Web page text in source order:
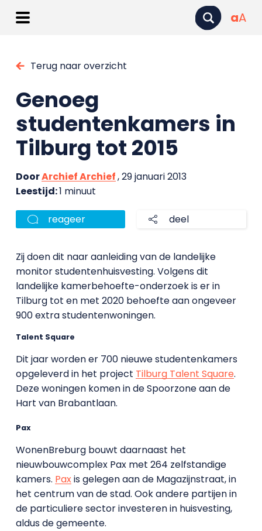
aA
Terug naar overzicht
Genoeg
studentenkamers in
Tilburg tot 2015
DoorArchief Archief, 29 januari 2013
Leestijd:1 minuut
reageer deel
Zij doen dit naar aanleiding van de landelijke
monitor studentenhuisvesting. Volgens dit
landelijke kamerbehoefte-onderzoek is er in
Tilburg tot en met 2020 behoefte aan ongeveer
900 extra studentenwoningen.
Talent Square
Dit jaar worden er 700 nieuwe studentenkamers
opgeleverd in het project Tilburg Talent Square.
Deze woningen komen in de Spoorzone aan de
Hart van Brabantlaan.
Pax
WonenBreburg bouwt daarnaast het
nieuwbouwcomplex Pax met 264 zelfstandige
kamers. Paxis gelegen aan de Magazijnstraat, in
het centrum van de stad. Ook andere partijen in
de particuliere sector investeren in huisvesting,
aldus de gemeente.